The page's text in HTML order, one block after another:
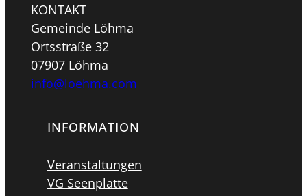
KONTAKT
Gemeinde Löhma
Ortsstraße 32
07907 Löhma
info@loehma.com
INFORMATION
Veranstaltungen
VG Seenplatte